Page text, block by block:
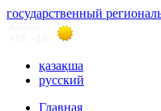
государственный
қазақша
русский
Главная